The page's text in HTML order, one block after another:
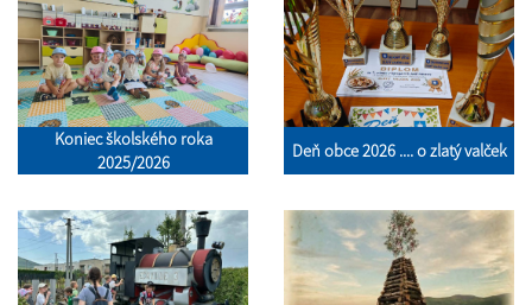
Koniec školského roka
2025/2026
Deň obce 2026 .... o zlatý valček